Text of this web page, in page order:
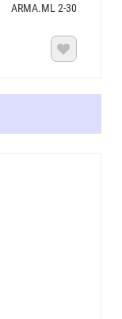
ARMA.ML 2-30
